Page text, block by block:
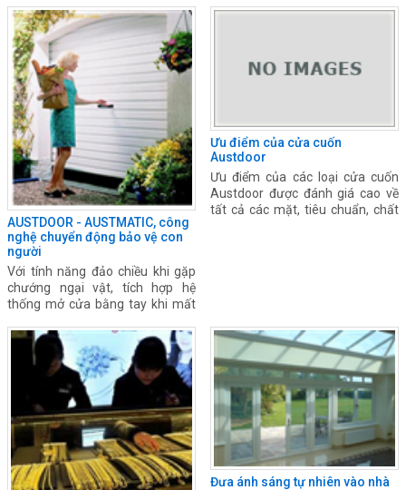
AUSTDOOR - AUSTMATIC, công
nghệ chuyển động bảo vệ con
người
Với tính năng đảo chiều khi gặp
chướng ngại vật, tích hợp hệ
thống mở cửa bằng tay khi mất
toàn hơn.
Ưu điểm của cửa cuốn
Austdoor
Ưu điểm của các loại cửa cuốn
Austdoor được đánh giá cao về
tất cả các mặt, tiêu chuẩn, chất
Đưa ánh sáng tự nhiên vào nhà